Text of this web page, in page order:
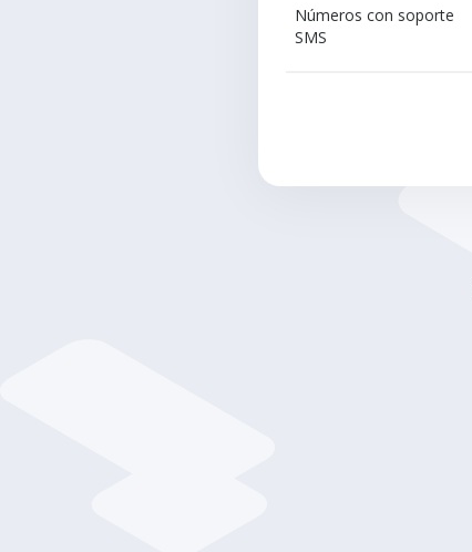
Números con soporte
SMS